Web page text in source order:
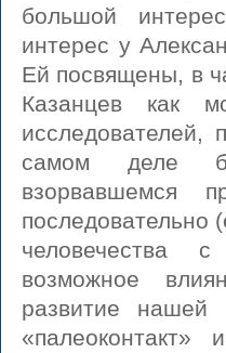
большой
интерес у
Ей посвящены, в
Казанцев как
исследователей,
самом деле
взорвавшемся
последовательно
человечества
возможное
развитие нашей